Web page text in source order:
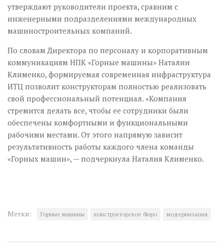
утверждают руководители проекта, сравним с
инженерными подразделениями международных
машиностроительных компаний.
По словам Директора по персоналу и корпоративным
коммуникациям НПК «Горные машины» Наталии
Клименко, формируемая современная инфраструктура
ИТЦ позволит конструкторам полностью реализовать
свой профессиональный потенциал. «Компания
стремится делать все, чтобы ее сотрудники были
обеспечены комфортными и функциональными
рабочими местами. От этого напрямую зависит
результативность работы каждого члена команды
«Горных машин», — подчеркнула Наталия Клименко.
Метки: Горные машины конструкторское бюро модернизация